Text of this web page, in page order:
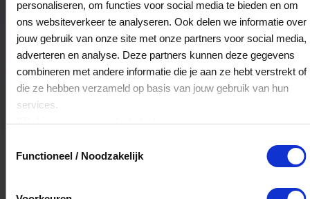
personaliseren, om functies voor social media te bieden en om
ons websiteverkeer te analyseren. Ook delen we informatie over
jouw gebruik van onze site met onze partners voor social media,
adverteren en analyse. Deze partners kunnen deze gegevens
combineren met andere informatie die je aan ze hebt verstrekt of
die ze hebben verzameld op basis van jouw gebruik van hun
services.
Klikhiervoor ons cookiebeleid.
Functioneel / Noodzakelijk
Veelgestelde Vragen
Kan ik het saldo in delen besteden?